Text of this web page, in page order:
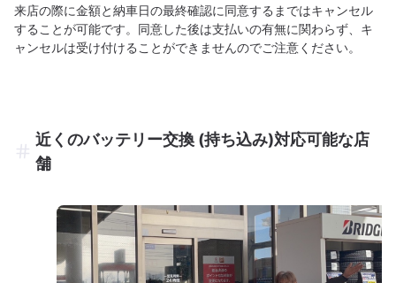
来店の際に金額と納車日の最終確認に同意するまではキャンセル
することが可能です。同意した後は支払いの有無に関わらず、キ
ャンセルは受け付けることができませんのでご注意ください。
近くのバッテリー交換 (持ち込み)対応可能な店
舗